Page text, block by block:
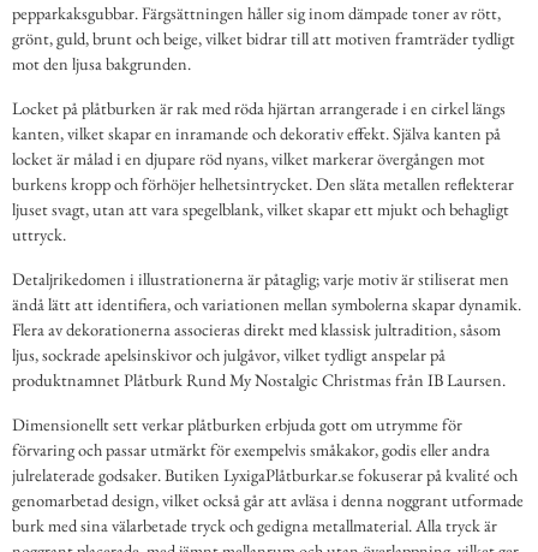
pepparkaksgubbar. Färgsättningen håller sig inom dämpade toner av rött,
grönt, guld, brunt och beige, vilket bidrar till att motiven framträder tydligt
mot den ljusa bakgrunden.
Locket på plåtburken är rak med röda hjärtan arrangerade i en cirkel längs
kanten, vilket skapar en inramande och dekorativ effekt. Själva kanten på
locket är målad i en djupare röd nyans, vilket markerar övergången mot
burkens kropp och förhöjer helhetsintrycket. Den släta metallen reflekterar
ljuset svagt, utan att vara spegelblank, vilket skapar ett mjukt och behagligt
uttryck.
Detaljrikedomen i illustrationerna är påtaglig; varje motiv är stiliserat men
ändå lätt att identifiera, och variationen mellan symbolerna skapar dynamik.
Flera av dekorationerna associeras direkt med klassisk jultradition, såsom
ljus, sockrade apelsinskivor och julgåvor, vilket tydligt anspelar på
produktnamnet Plåtburk Rund My Nostalgic Christmas från IB Laursen.
Dimensionellt sett verkar plåtburken erbjuda gott om utrymme för
förvaring och passar utmärkt för exempelvis småkakor, godis eller andra
julrelaterade godsaker. Butiken LyxigaPlåtburkar.se fokuserar på kvalité och
genomarbetad design, vilket också går att avläsa i denna noggrant utformade
burk med sina välarbetade tryck och gedigna metallmaterial. Alla tryck är